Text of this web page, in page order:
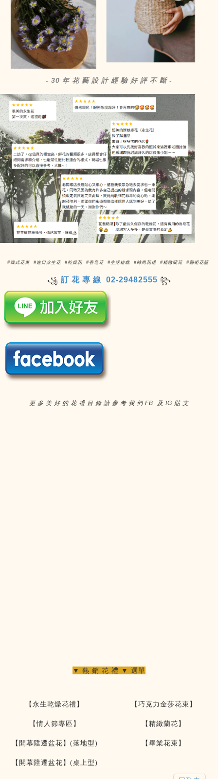
- 30 年 花 藝 設 計 經 驗 好 評 不 斷 -
#韓式花束 #進口永生花 #乾燥花 #香皂花 #生活植栽 #時尚花禮 #精緻蘭花 #藝術花籃
꧁ 訂 花 專 線 02-29482555 ꧂
更 多 美 好 的 花 禮 目 錄 請 參 考 我 們 FB 及 IG 貼 文
▼ 熱 銷 花 禮 ▼ 選單
【永生乾燥花禮】 【巧克力金莎花束】
【情人節專區】 【精緻蘭花】
【開幕陞遷盆花】(落地型) 【畢業花束】
【開幕陞遷盆花】(桌上型)